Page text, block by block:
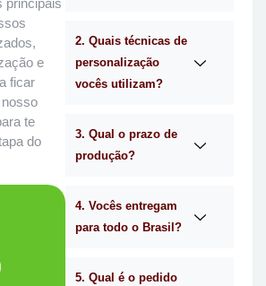
principais
e
ficar
te
do
2. Quais técnicas de
personalização
vocês utilizam?
3. Qual o prazo de
produção?
4. Vocês entregam
para todo o Brasil?
5. Qual é o pedido